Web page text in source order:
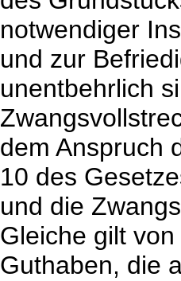
notwendiger
und zur
unentbehrlich
dem Anspruch
10 des
und die
Gleiche gilt
Guthaben, die